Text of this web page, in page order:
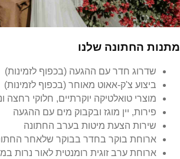
מתנות החתונה שלנו
שדרוג חדר עם ההגעה (בכפוף לזמינות)
ביצוע צ'ק-אאוט מאוחר (בכפוף לזמינות)
מוצרי טואלטיקה יוקרתיים, חלוקי רחצה
פירות, יין מוגז ובקבוק מים עם ההגעה
שירות הצעת מיטות בערב החתונה
ארוחת בוקר בחדר בבוקר שלאחר
ארוחת ערב זוגית רומנטית לאור נרות